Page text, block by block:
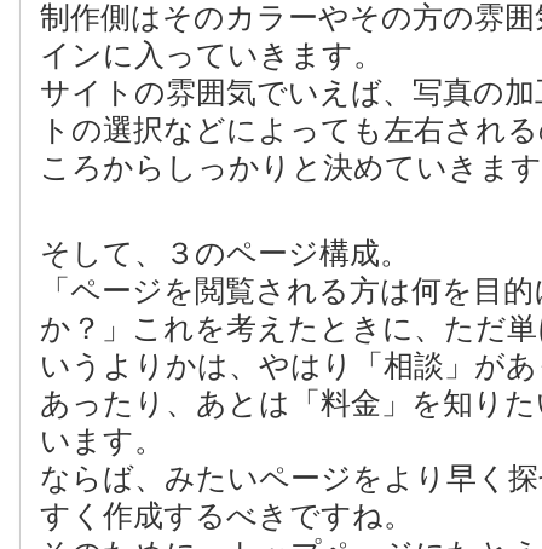
制作側はそのカラーやその方の雰
インに入っていきます。
サイトの雰囲気でいえば、写真の
トの選択などによっても左右され
ころからしっかりと決めていきま
そして、３のページ構成。
「ページを閲覧される方は何を目
か？」これを考えたときに、ただ
いうよりかは、やはり「相談」が
あったり、あとは「料金」を知り
います。
ならば、みたいページをより早く
すく作成するべきですね。